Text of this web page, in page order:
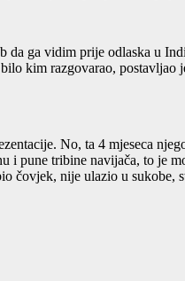
da ga vidim prije odlaska u
kim razgovarao,
No, ta 4 mjeseca
pune tribine navijača, to je
čovjek, nije ulazio u